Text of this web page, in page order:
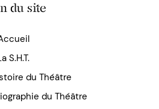
du site
S.H.T.
du Théâtre
du Théâtre